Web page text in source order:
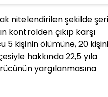
nitelendirilen şekilde
kontrolden çıkıp karşı
5 kişinin ölümüne, 20
hakkında 22,5 yıla
yargılanmasına